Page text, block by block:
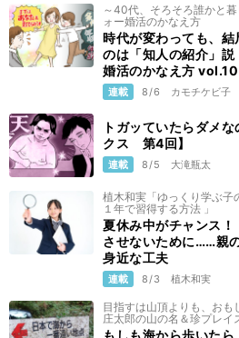
～40代、そろそろ誰かと
ォー婚活のかなえ方
時代が変わっても、
のは「知人の紹介」
婚活のかなえ方 vol.10
連載 8/6 カモチケビ子
トガッていたらダメ
クス 第4回】
連載 8/5 大滝瓶太
植木和実「ゆっくり学ぶ子
１年で習得する方法 」
夏休み中がチャンス
させないために……親
身近な工夫
連載 8/3 植木和実
目指すは山頂よりも、お
庄太郎の山の名＆珍プレイ
もしも海から歩いた